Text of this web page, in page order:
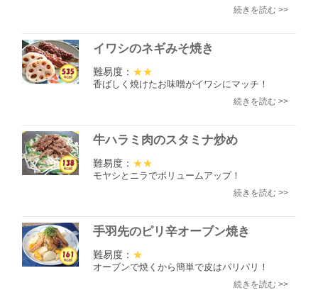
続きを読む >>
イワシのネギみそ焼き
難易度： ★★
香ばしく焼けたお味噌がイワシにマッチ！
続きを読む >>
牛ハラミ肉のスタミナ炒め
難易度： ★★
モヤシとニラでボリュームアップ！
続きを読む >>
手羽先のピリ辛オーブン焼き
難易度： ★
オーブンで焼くから簡単で皮はパリパリ！
続きを読む >>